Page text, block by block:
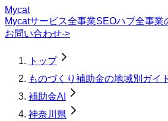
Mycat
Mycatサービス全事業SEOハブ全事業
お問い合わせ->
トップ
ものづくり補助金の地域別ガイ
補助金AI
神奈川県